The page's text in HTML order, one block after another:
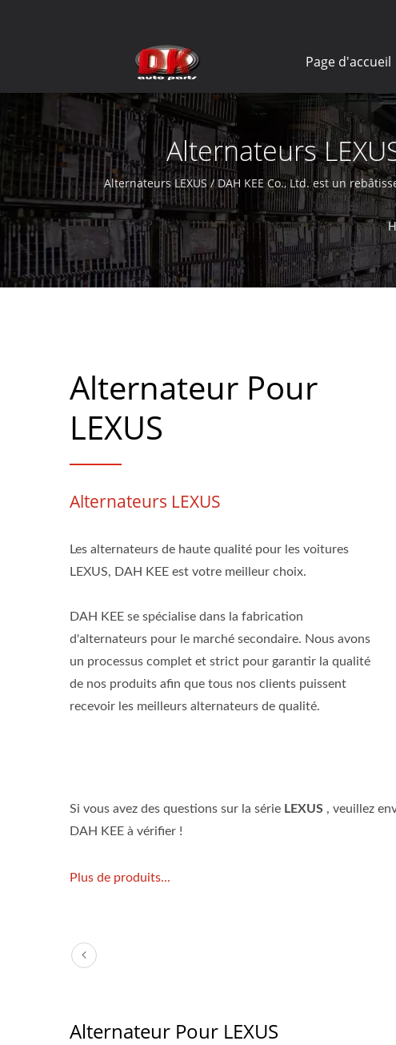
Page d'accueil
Alternateurs
Alternateurs LEXUS / DAH KEE Co., Ltd. est un
Alternateur Pour
LEXUS
Alternateurs LEXUS
Les alternateurs de haute qualité pour les voitures
LEXUS, DAH KEE est votre meilleur choix.
DAH KEE se spécialise dans la fabrication
d'alternateurs pour le marché secondaire. Nous avons
un processus complet et strict pour garantir la qualité
de nos produits afin que tous nos clients puissent
recevoir les meilleurs alternateurs de qualité.
Si vous avez des questions sur la série LEXUS , veuillez
DAH KEE à vérifier !
Plus de produits...
Alternateur Pour LEXUS